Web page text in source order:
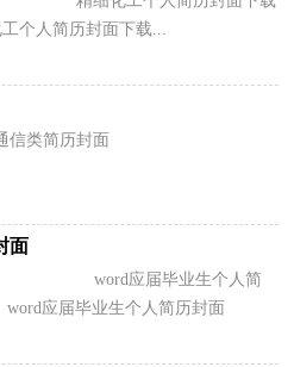
封面下载...
通信类简历封面
面
面 word应届毕业生个人简
业生个人简历封面